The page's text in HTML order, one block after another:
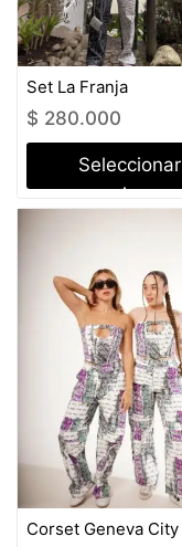
Set La Franja
$ 280.000
Seleccionar
opciones
Corset Geneva City